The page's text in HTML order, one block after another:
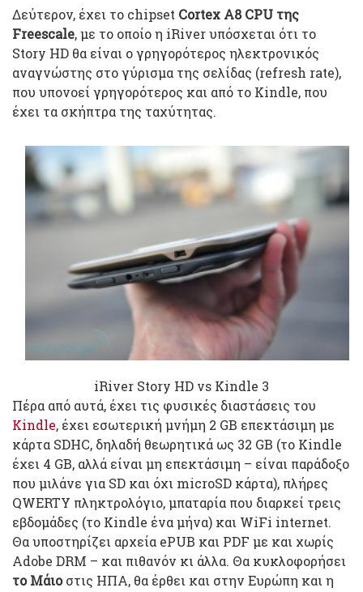
Δεύτερον, έχει το chipset Cortex A8 CPU της
Freescale, με το οποίο η iRiver υπόσχεται ότι το
Story HD θα είναι ο γρηγορότερος ηλεκτρονικός
αναγνώστης στο γύρισμα της σελίδας (refresh rate),
που υπονοεί γρηγορότερος και από το Kindle, που
έχει τα σκήπτρα της ταχύτητας.
iRiver Story HD vs Kindle 3
Πέρα από αυτά, έχει τις φυσικές διαστάσεις του
Kindle, έχει εσωτερική μνήμη 2 GB επεκτάσιμη με
κάρτα SDHC, δηλαδή θεωρητικά ως 32 GB (το Kindle
έχει 4 GB, αλλά είναι μη επεκτάσιμη – είναι παράδοξο
που μιλάνε για SD και όχι microSD κάρτα), πλήρες
QWERTY πληκτρολόγιο, μπαταρία που διαρκεί τρεις
εβδομάδες (το Kindle ένα μήνα) και WiFi internet.
Θα υποστηρίζει αρχεία ePUB και PDF με και χωρίς
Adobe DRM – και πιθανόν κι άλλα. Θα κυκλοφορήσει
το Μάιοστις ΗΠΑ, θα έρθει και στην Ευρώπη και η